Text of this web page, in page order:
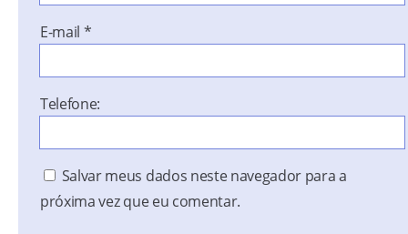
E-mail *
Telefone:
Salvar meus dados neste navegador para a
próxima vez que eu comentar.